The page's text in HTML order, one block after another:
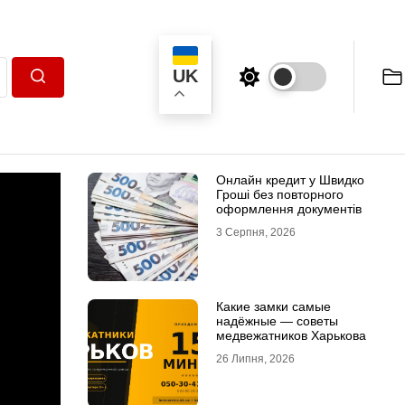
UK
Онлайн кредит у Швидко
Гроші без повторного
оформлення документів
3 Серпня, 2026
Какие замки самые
надёжные — советы
медвежатников Харькова
26 Липня, 2026